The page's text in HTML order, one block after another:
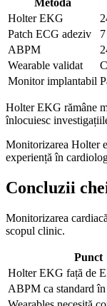
Metodă
Holter EKG
Patch ECG adeziv
ABPM
Wearable validat
Monitor implantabil
Holter EKG rămâne
înlocuiesc
Monitorizarea Holter
experiență în
Concluzii
Monitorizarea
scopul clinic.
Punct
Holter EKG față de
ABPM ca standard